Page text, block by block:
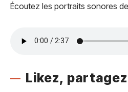
Écoutez les portraits sonores
Likez,